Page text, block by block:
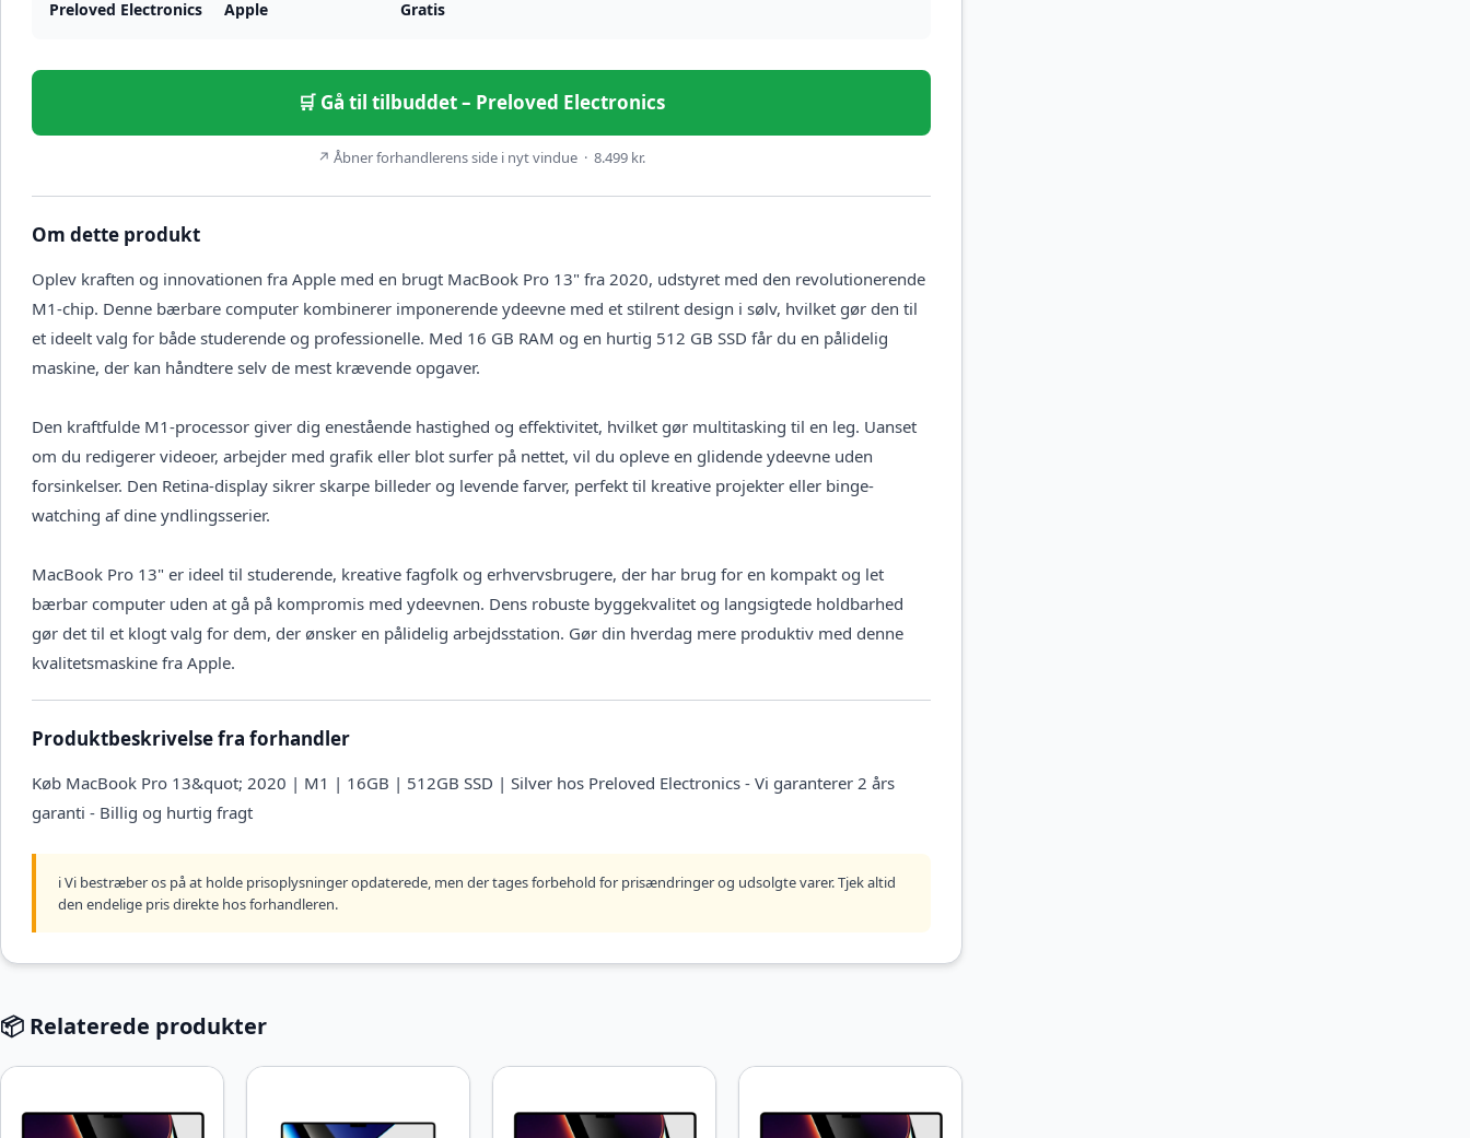
Preloved Electronics Apple Gratis
🛒 Gå til tilbuddet – Preloved Electronics
↗ Åbner forhandlerens side i nyt vindue · 8.499 kr.
Om dette produkt
Oplev kraften og innovationen fra Apple med en brugt MacBook Pro 13" fra 2020, udstyret med den revolutionerende
M1-chip. Denne bærbare computer kombinerer imponerende ydeevne med et stilrent design i sølv, hvilket gør den til
et ideelt valg for både studerende og professionelle. Med 16 GB RAM og en hurtig 512 GB SSD får du en pålidelig
maskine, der kan håndtere selv de mest krævende opgaver.
Den kraftfulde M1-processor giver dig enestående hastighed og effektivitet, hvilket gør multitasking til en leg. Uanset
om du redigerer videoer, arbejder med grafik eller blot surfer på nettet, vil du opleve en glidende ydeevne uden
forsinkelser. Den Retina-display sikrer skarpe billeder og levende farver, perfekt til kreative projekter eller binge-
watching af dine yndlingsserier.
MacBook Pro 13" er ideel til studerende, kreative fagfolk og erhvervsbrugere, der har brug for en kompakt og let
bærbar computer uden at gå på kompromis med ydeevnen. Dens robuste byggekvalitet og langsigtede holdbarhed
gør det til et klogt valg for dem, der ønsker en pålidelig arbejdsstation. Gør din hverdag mere produktiv med denne
kvalitetsmaskine fra Apple.
Produktbeskrivelse fra forhandler
Køb MacBook Pro 13&quot; 2020 | M1 | 16GB | 512GB SSD | Silver hos Preloved Electronics - Vi garanterer 2 års
garanti - Billig og hurtig fragt
ℹ️ Vi bestræber os på at holde prisoplysninger opdaterede, men der tages forbehold for prisændringer og udsolgte varer. Tjek altid
den endelige pris direkte hos forhandleren.
📦 Relaterede produkter